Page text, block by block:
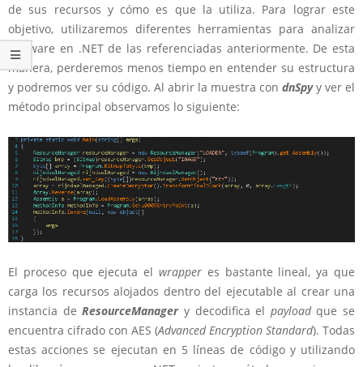
de sus recursos y cómo es que la utiliza. Para lograr este
objetivo, utilizaremos diferentes herramientas para analizar
malware en .NET de las referenciadas anteriormente. De esta
manera, perderemos menos tiempo en entender su estructura
y podremos ver su código. Al abrir la muestra con dnSpyy ver el
método principal observamos lo siguiente:
El proceso que ejecuta el wrapper es bastante lineal, ya que
carga los recursos alojados dentro del ejecutable al crear una
instancia deResourceManagery decodifica el payloadque se
encuentra cifrado con AES (Advanced Encryption Standard). Todas
estas acciones se ejecutan en 5 líneas de código y utilizando